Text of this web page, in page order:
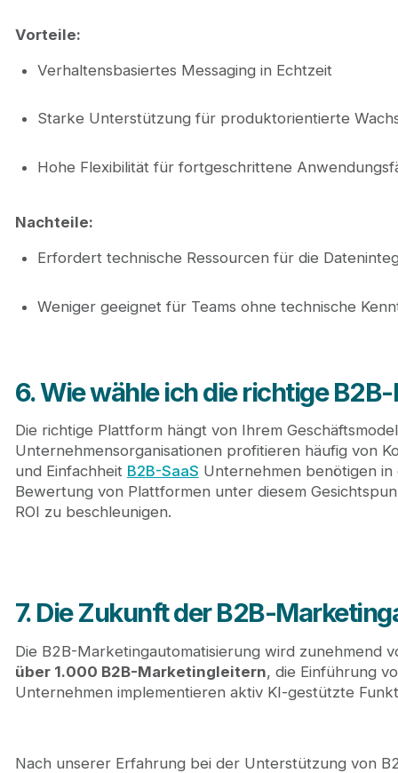
Vorteile:
Verhaltensbasiertes Messaging in Echtzeit
Starke Unterstützung für produktorientierte
Hohe Flexibilität für fortgeschrittene
Nachteile:
Erfordert technische Ressourcen für die
Weniger geeignet für Teams ohne technische
6. Wie wähle ich die richtige
Die richtige Plattform hängt von Ihrem
Unternehmensorganisationen profitieren häufig von
und Einfachheit B2B-SaaS Unternehmen benötigen
Bewertung von Plattformen unter diesem
ROI zu beschleunigen.
7. Die Zukunft der B2B-
Die B2B-Marketingautomatisierung wird zunehmend
über 1.000 B2B-Marketingleitern, die Einführung
Unternehmen implementieren aktiv KI-gestützte
Nach unserer Erfahrung bei der Unterstützung von